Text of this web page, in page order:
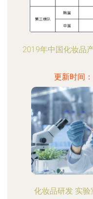
2019年中国化妆品
更新时间
化妆品研发 实